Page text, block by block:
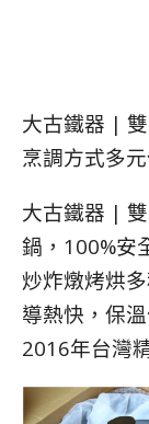
大古鐵器 |
烹調方式多
大古鐵器 |
鍋，100%安
炒炸燉烤烘
導熱快，保
2016年台灣